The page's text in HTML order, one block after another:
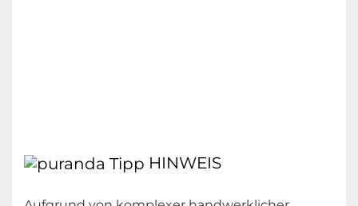
HINWEIS